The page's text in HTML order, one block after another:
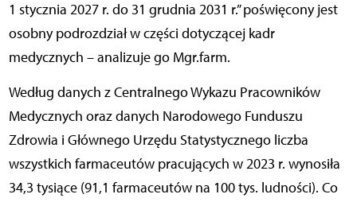
1 stycznia 2027 r. do 31 grudnia 2031 r.” poświęcony jest
osobny podrozdział w części dotyczącej kadr
medycznych – analizuje go Mgr.farm.
Według danych z Centralnego Wykazu Pracowników
Medycznych oraz danych Narodowego Funduszu
Zdrowia i Głównego Urzędu Statystycznego liczba
wszystkich farmaceutów pracujących w 2023 r. wynosiła
34,3 tysiące (91,1 farmaceutów na 100 tys. ludności). Co